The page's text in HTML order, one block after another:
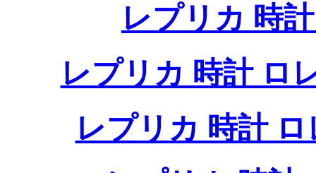
レプリカ 時
レプリカ 時計 ロ
レプリカ 時計